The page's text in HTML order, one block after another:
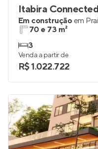
Itabira Connected
Em construção em
70 e 73 m²
3
Venda a partir de
R$ 1.022.722